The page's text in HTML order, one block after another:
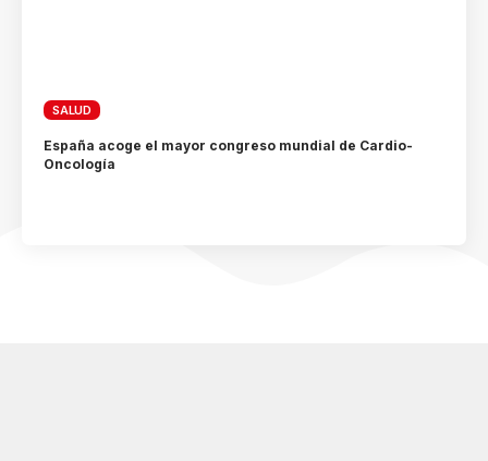
SALUD
España acoge el mayor congreso mundial de Cardio-
Oncología